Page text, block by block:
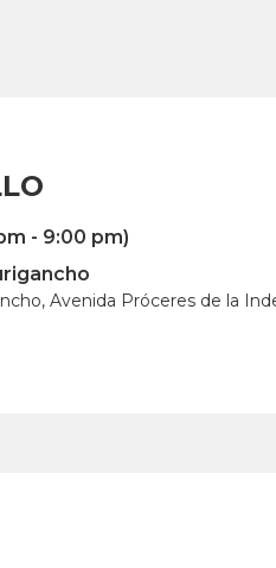
- 9:00 pm)
Avenida Próceres de la